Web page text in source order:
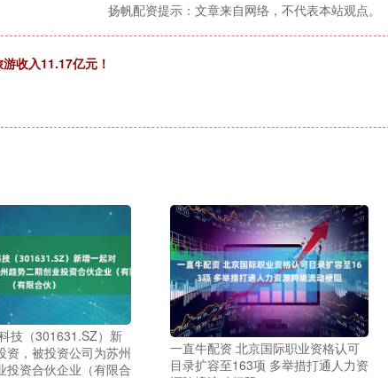
扬帆配资提示：文章来自网络，不代表本站观点。
收入11.17亿元！
技（301631.SZ）新
资，被投资公司为苏州
投资合伙企业（有限合
一直牛配资 北京国际职业资格认可
目录扩容至163项 多举措打通人力资